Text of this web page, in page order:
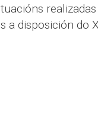
a disposición do